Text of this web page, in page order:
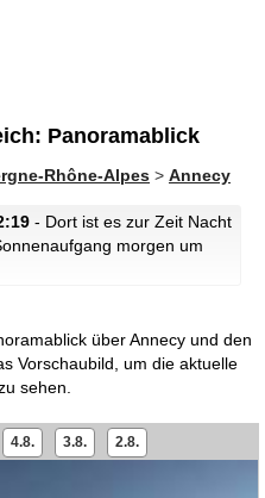
Panoramablick
Rhône-Alpes > Annecy
- Dort ist es zur Zeit Nacht
morgen um
über Annecy und den
Vorschaubild, um die aktuelle
sehen.
4.8. 3.8. 2.8.